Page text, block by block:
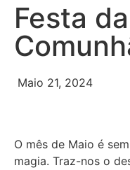
Festa
Maio 21, 2024
O mês de Maio é
magia. Traz-nos o